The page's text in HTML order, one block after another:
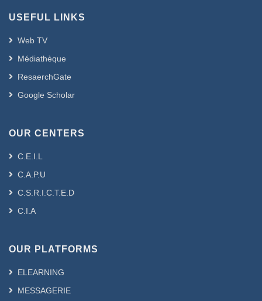
USEFUL LINKS
Web TV
Médiathèque
ResaerchGate
Google Scholar
OUR CENTERS
C.E.I.L
C.A.P.U
C.S.R.I.C.T.E.D
C.I.A
OUR PLATFORMS
ELEARNING
MESSAGERIE